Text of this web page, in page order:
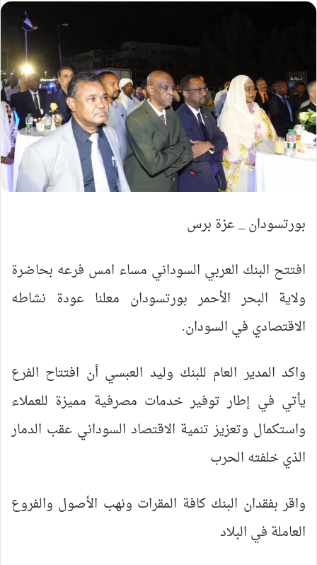
بورتسودان _ عزة برس
افتتح البنك العربي السوداني مساء امس فرعه بحاضرة
ولاية البحر الأحمر بورتسودان معلنا عودة نشاطه
الاقتصادي في السودان.
واكد المدير العام للبنك وليد العبسي أن افتتاح الفرع
يأتي في إطار توفير خدمات مصرفية مميزة للعملاء
واستكمال وتعزيز تنمية الاقتصاد السوداني عقب الدمار
الذي خلفته الحرب
واقر بفقدان البنك كافة المقرات ونهب الأصول والفروع
العاملة في البلاد